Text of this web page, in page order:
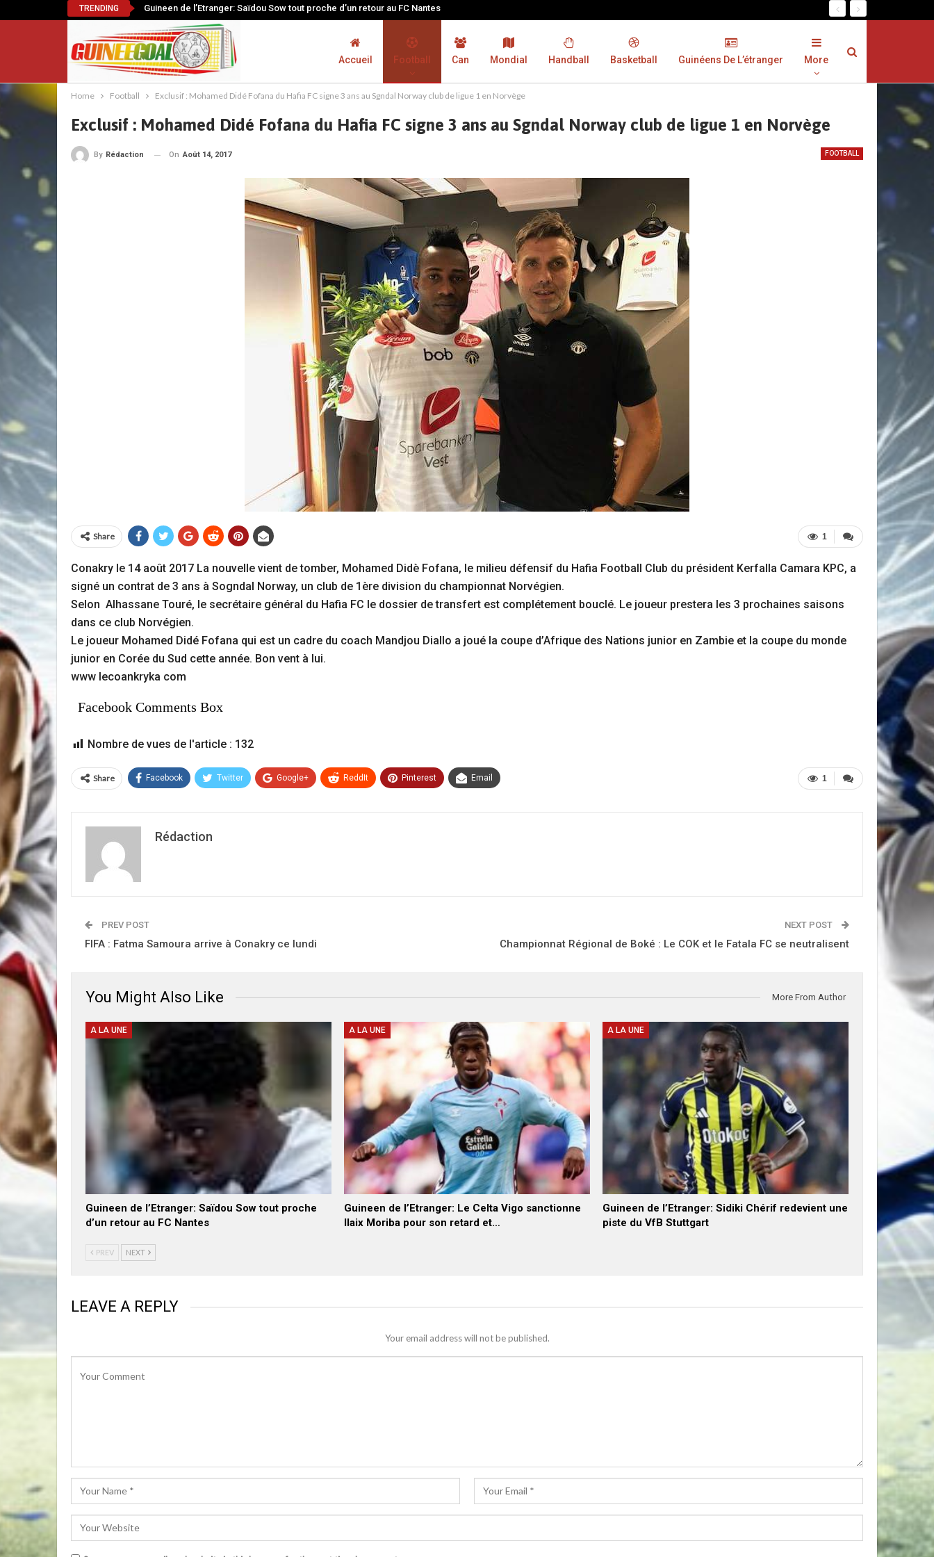
TRENDING Guineen de l’Etranger: Saïdou Sow tout proche d’un retour au FC Nantes
Accueil Football Can Mondial Handball Basketball Guinéens De L’étranger More
Home Football Exclusif : Mohamed Didé Fofana du Hafia FC signe 3 ans au Sgndal Norway club de ligue 1 en Norvège
Exclusif : Mohamed Didé Fofana du Hafia FC signe 3 ans au Sgndal Norway club de ligue 1 en Norvège
FOOTBALL
By Rédaction On Août 14, 2017
1
Share
Conakry le 14 août 2017 La nouvelle vient de tomber, Mohamed Didè Fofana, le milieu défensif du Hafia Football Club du président Kerfalla Camara KPC, a
signé un contrat de 3 ans à Sogndal Norway, un club de 1ère division du championnat Norvégien.
Selon Alhassane Touré, le secrétaire général du Hafia FC le dossier de transfert est complétement bouclé. Le joueur prestera les 3 prochaines saisons
dans ce club Norvégien.
Le joueur Mohamed Didé Fofana qui est un cadre du coach Mandjou Diallo a joué la coupe d’Afrique des Nations junior en Zambie et la coupe du monde
junior en Corée du Sud cette année. Bon vent à lui.
www lecoankryka com
Facebook Comments Box
Nombre de vues de l'article : 132
1
Share Facebook Twitter Google+ ReddIt Pinterest Email
Rédaction
PREV POST
FIFA : Fatma Samoura arrive à Conakry ce lundi
NEXT POST
Championnat Régional de Boké : Le COK et le Fatala FC se neutralisent
You Might Also Like More From Author
A LA UNE
Guineen de l’Etranger: Saïdou Sow tout proche
d’un retour au FC Nantes
A LA UNE
Guineen de l’Etranger: Le Celta Vigo sanctionne
Ilaix Moriba pour son retard et…
A LA UNE
Guineen de l’Etranger: Sidiki Chérif redevient une
piste du VfB Stuttgart
PREV NEXT
LEAVE A REPLY
Your email address will not be published.